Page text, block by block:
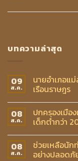
บทความล่าสุด
09
ส.ค.
นายอำเภอแ
เรือนราษฎร
08
ส.ค.
ปกครองเมือ
เด็กต่ำกว่า
08
ส.ค.
ช่วยเหลือนัก
อย่างปลอดภั